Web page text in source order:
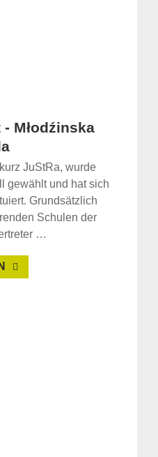
Młodźinska
JuStRa, wurde
gewählt und hat sich
Grundsätzlich
Schulen der
…